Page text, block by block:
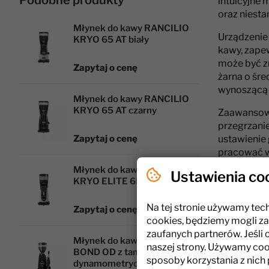
Ustawienia
Na tej stronie używamy
cookies, będziemy mogli
zaufanych partnerów. Jeśli
naszej strony. Używamy
sposoby korzystania z nich
oraz
kawy,
może być
żarna o
ustawienie
pracować
Zbiornik
każdego
puszek z
Dzięki
Młynek do kawy RANCILIO
KRYO 65 AT biały
Zapytaj o cenę
Młynek do kawy RANCILIO
KRYO 65 AT czarny
Zapytaj o cenę
Młynek do kawy RANCILIO
KRYO ELITE 65 OD biały
Zapytaj o cenę
Młynek do kawy RANCILIO
BOND OD z tamperem
dynamometrycznym